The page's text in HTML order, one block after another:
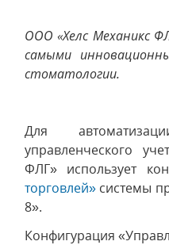
ООО «Хелс Механикс
самыми
стоматологии.
Для
управленческого
ФЛГ» использует
торговлей» системы
8».
Конфигурация